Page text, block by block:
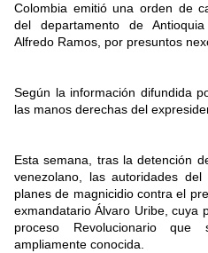
Colombia emitió una orden de
del departamento de
Alfredo Ramos, por presuntos
Según la información difundida
las manos derechas del
Esta semana, tras la detención
venezolano, las autoridades
planes de magnicidio contra el
exmandatario Álvaro Uribe, cuya
proceso Revolucionario
ampliamente conocida.